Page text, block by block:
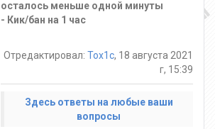
осталось меньше одной минуты
- Кик/бан на 1 час
Отредактировал: Tox1c, 18 августа 2021
г, 15:39
Здесь ответы на любые ваши
вопросы